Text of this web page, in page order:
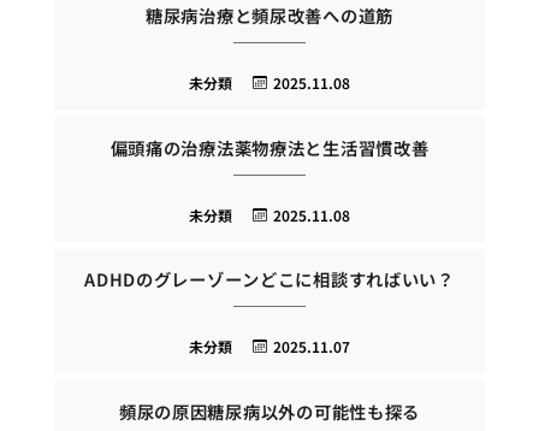
糖尿病治療と頻尿改善への道筋
2025.11.08
未分類
偏頭痛の治療法薬物療法と生活習慣改善
2025.11.08
未分類
ADHDのグレーゾーンどこに相談すればいい？
2025.11.07
未分類
頻尿の原因糖尿病以外の可能性も探る